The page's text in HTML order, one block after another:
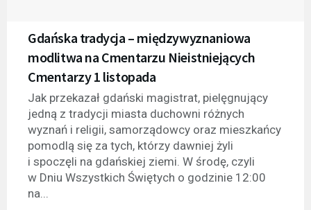
Gdańska tradycja – międzywyznaniowa
modlitwa na Cmentarzu Nieistniejących
Cmentarzy 1 listopada
Jak przekazał gdański magistrat, pielęgnujący
jedną z tradycji miasta duchowni różnych
wyznań i religii, samorządowcy oraz mieszkańcy
pomodlą się za tych, którzy dawniej żyli
i spoczęli na gdańskiej ziemi. W środę, czyli
w Dniu Wszystkich Świętych o godzinie 12:00
na...